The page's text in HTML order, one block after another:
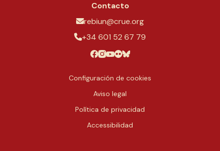
Contacto
rebiun@crue.org
+34 601 52 67 79
Configuración de cookies
Aviso legal
Política de privacidad
Accessibilidad